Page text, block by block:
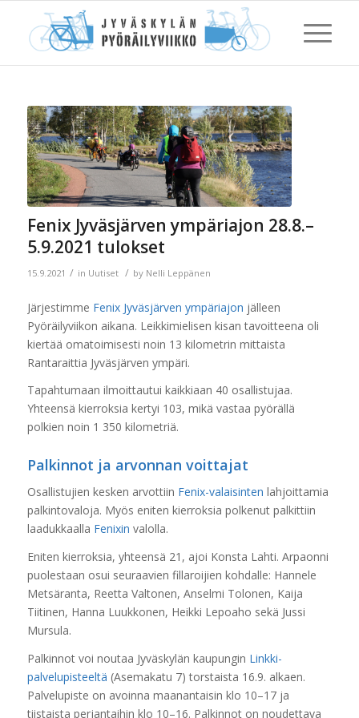
Fenix Jyväsjärven ympäriajon 28.8.–
5.9.2021 tulokset
15.9.2021 / in Uutiset / by Nelli Leppänen
Järjestimme Fenix Jyväsjärven ympäriajon jälleen
Pyöräilyviikon aikana. Leikkimielisen kisan tavoitteena oli
kiertää omatoimisesti noin 13 kilometrin mittaista
Rantaraittia Jyväsjärven ympäri.
Tapahtumaan ilmoittautui kaikkiaan 40 osallistujaa.
Yhteensä kierroksia kertyi 103, mikä vastaa pyörällä
polkien noin 1 350 kilometriä.
Palkinnot ja arvonnan voittajat
Osallistujien kesken arvottiin Fenix-valaisinten lahjoittamia
palkintovaloja. Myös eniten kierroksia polkenut palkittiin
laadukkaalla Fenixin valolla.
Eniten kierroksia, yhteensä 21, ajoi Konsta Lahti. Arpaonni
puolestaan osui seuraavien fillaroijien kohdalle: Hannele
Metsäranta, Reetta Valtonen, Anselmi Tolonen, Kaija
Tiitinen, Hanna Luukkonen, Heikki Lepoaho sekä Jussi
Mursula.
Palkinnot voi noutaa Jyväskylän kaupungin Linkki-
palvelupisteeltä (Asemakatu 7) torstaista 16.9. alkaen.
Palvelupiste on avoinna maanantaisin klo 10–17 ja
tiistaista perjantaihin klo 10–16. Palkinnot on noudettava